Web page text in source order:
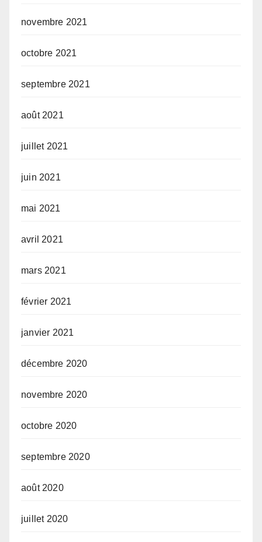
novembre 2021
octobre 2021
septembre 2021
août 2021
juillet 2021
juin 2021
mai 2021
avril 2021
mars 2021
février 2021
janvier 2021
décembre 2020
novembre 2020
octobre 2020
septembre 2020
août 2020
juillet 2020